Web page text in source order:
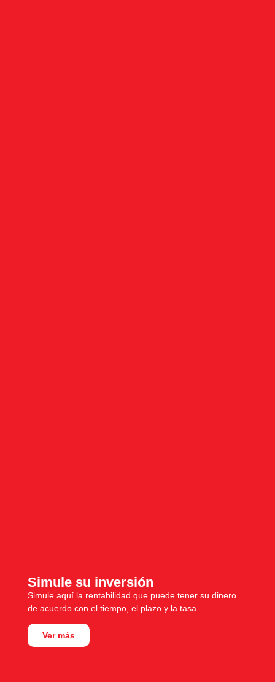
Simule su inversión
Simule aquí la rentabilidad que puede tener su dinero
de acuerdo con el tiempo, el plazo y la tasa.
Ver más